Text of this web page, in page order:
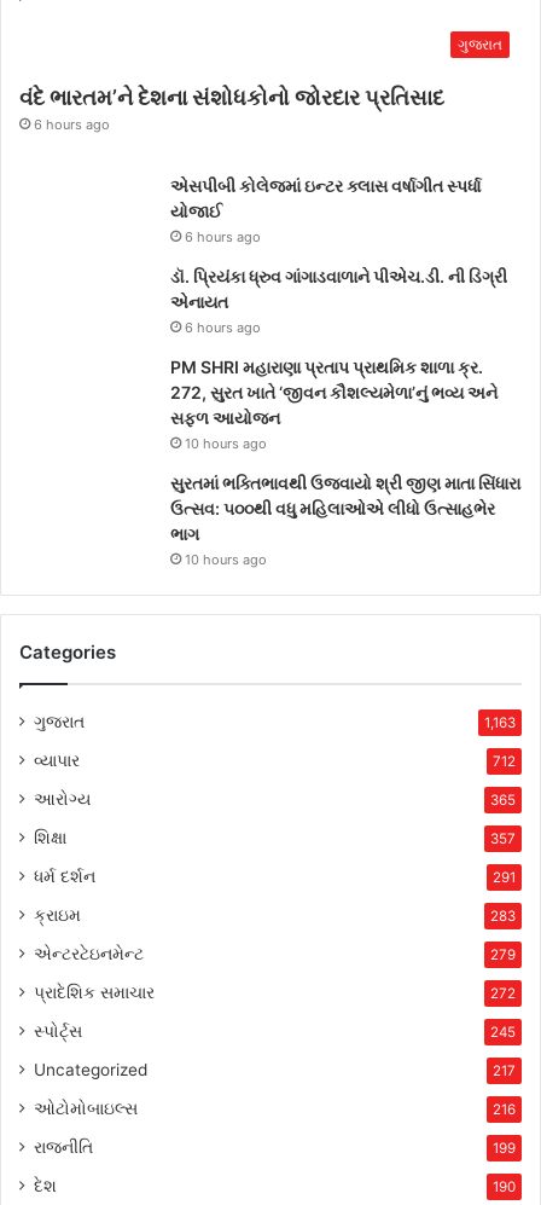
ગુજરાત
વંદે ભારતમ’ને દેશના સંશોધકોનો જોરદાર પ્રતિસાદ
6 hours ago
એસપીબી કોલેજમાં ઇન્ટર ક્લાસ વર્ષાગીત સ્પર્ધા
યોજાઈ
6 hours ago
ડૉ. પ્રિયંકા ધ્રુવ ગાંગાડવાળાને પીએચ.ડી. ની ડિગ્રી
એનાયત
6 hours ago
PM SHRI મહારાણા પ્રતાપ પ્રાથમિક શાળા ક્ર.
272, સુરત ખાતે ‘જીવન કૌશલ્યમેળા’નું ભવ્ય અને
સફળ આયોજન
10 hours ago
સુરતમાં ભક્તિભાવથી ઉજવાયો શ્રી જીણ માતા સિંધારા
ઉત્સવ: ૫૦૦થી વધુ મહિલાઓએ લીધો ઉત્સાહભેર
ભાગ
10 hours ago
Categories
ગુજરાત 1,163
વ્યાપાર 712
આરોગ્ય 365
શિક્ષા 357
ધર્મ દર્શન 291
ક્રાઇમ 283
એન્ટરટેઇનમેન્ટ 279
પ્રાદેશિક સમાચાર 272
સ્પોર્ટ્સ 245
Uncategorized 217
ઓટોમોબાઇલ્સ 216
રાજનીતિ 199
દેશ 190